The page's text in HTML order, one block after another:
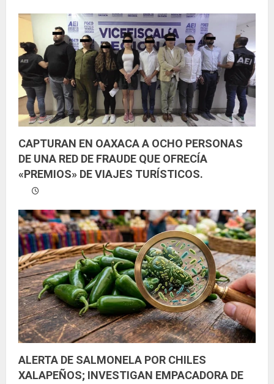
CAPTURAN EN OAXACA A OCHO PERSONAS
DE UNA RED DE FRAUDE QUE OFRECÍA
«PREMIOS» DE VIAJES TURÍSTICOS.
ALERTA DE SALMONELA POR CHILES
XALAPEÑOS; INVESTIGAN EMPACADORA DE